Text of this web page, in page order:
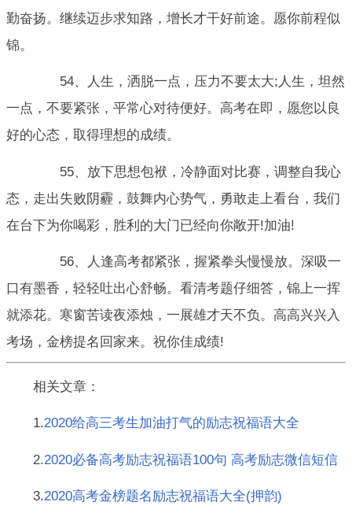
勤奋扬。继续迈步求知路，增长才干好前途。愿你前程似
锦。
54、人生，洒脱一点，压力不要太大;人生，坦然
一点，不要紧张，平常心对待便好。高考在即，愿您以良
好的心态，取得理想的成绩。
55、放下思想包袱，冷静面对比赛，调整自我心
态，走出失败阴霾，鼓舞内心势气，勇敢走上看台，我们
在台下为你喝彩，胜利的大门已经向你敞开!加油!
56、人逢高考都紧张，握紧拳头慢慢放。深吸一
口有墨香，轻轻吐出心舒畅。看清考题仔细答，锦上一挥
就添花。寒窗苦读夜添烛，一展雄才天不负。高高兴兴入
考场，金榜提名回家来。祝你佳成绩!
相关文章：
1.2020给高三考生加油打气的励志祝福语大全
2.2020必备高考励志祝福语100句 高考励志微信短信
3.2020高考金榜题名励志祝福语大全(押韵)